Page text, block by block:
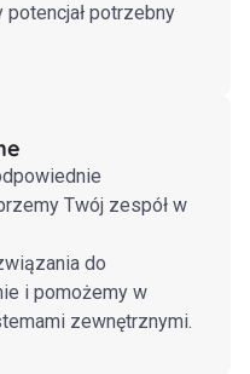
potencjał potrzebny
Twój zespół w
do
i pomożemy w
zewnętrznymi.